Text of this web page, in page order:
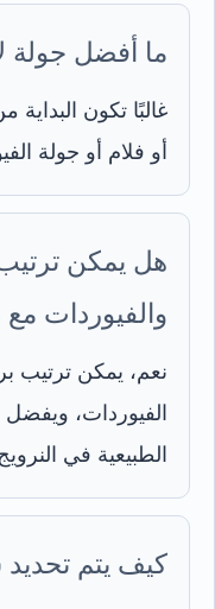
ما أفضل جولة
غالبًا تكون
أو فلام أو جولة
هل يمكن
والفيوردات
نعم، يمكن ترتيب
الفيوردات، ويفضل
الطبيعية في
كيف يتم